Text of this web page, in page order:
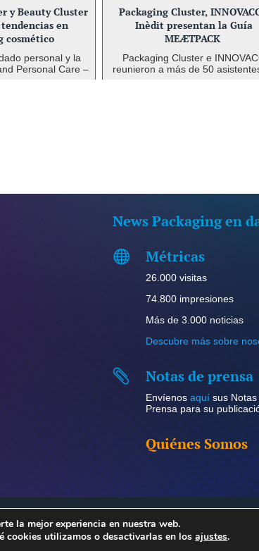
y Beauty Cluster
en
cosmético
personal y la
Personal Care –
Packaging Cluster,
Inèdit presentan la Guía
MEÆTPACK
Packaging Cluster e
reunieron a más de 50
News Packaging en
 Métricas
26.000 visitas
74.800 impresiones
Más de 3.000 noticias
Descubre más sobre
 Notas de prensa
Envíenosaquí sus
Prensa para su
Quiénes Somos
Política de privacidad y aviso legal–
la mejor experiencia en nuestra web.
cookies utilizamos o desactivarlas en losajustes.